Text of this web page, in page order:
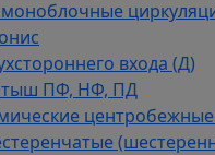
входа (Д)
ПФ, НФ, ПД